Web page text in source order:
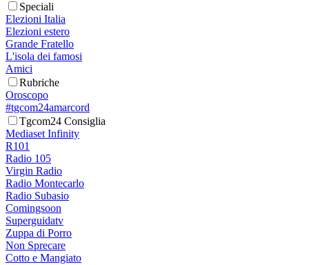
Speciali
Elezioni Italia
Elezioni estero
Grande Fratello
L'isola dei famosi
Amici
Rubriche
Oroscopo
#tgcom24amarcord
Tgcom24 Consiglia
Mediaset Infinity
R101
Radio 105
Virgin Radio
Radio Montecarlo
Radio Subasio
Comingsoon
Superguidatv
Zuppa di Porro
Non Sprecare
Cotto e Mangiato